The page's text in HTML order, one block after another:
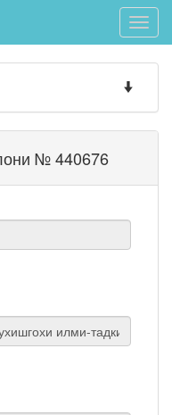
Toggle
Toggle
№ 440676